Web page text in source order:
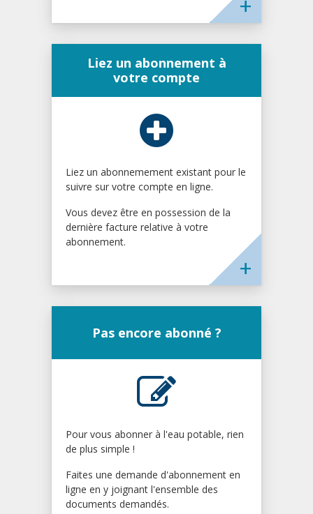
Liez un abonnement à
votre compte
Liez un abonnemement existant pour le
suivre sur votre compte en ligne.
Vous devez être en possession de la
dernière facture relative à votre
abonnement.
Pas encore abonné ?
Pour vous abonner à l'eau potable, rien
de plus simple !
Faites une demande d'abonnement en
ligne en y joignant l'ensemble des
documents demandés.